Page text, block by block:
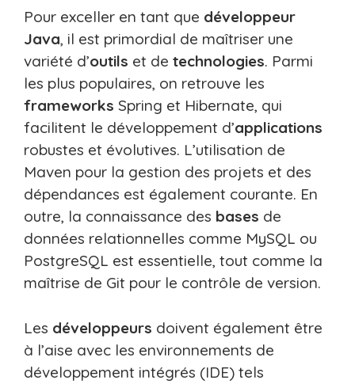
Pour exceller en tant que développeur
Java, il est primordial de maîtriser une
variété d’outils et de technologies. Parmi
les plus populaires, on retrouve les
frameworks Spring et Hibernate, qui
facilitent le développement d’applications
robustes et évolutives. L’utilisation de
Maven pour la gestion des projets et des
dépendances est également courante. En
outre, la connaissance des bases de
données relationnelles comme MySQL ou
PostgreSQL est essentielle, tout comme la
maîtrise de Git pour le contrôle de version.
Les développeurs doivent également être
à l’aise avec les environnements de
développement intégrés (IDE) tels